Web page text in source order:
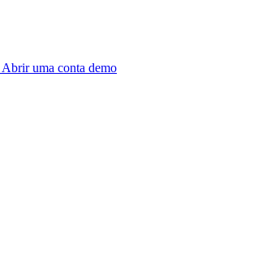
Abrir uma conta demo